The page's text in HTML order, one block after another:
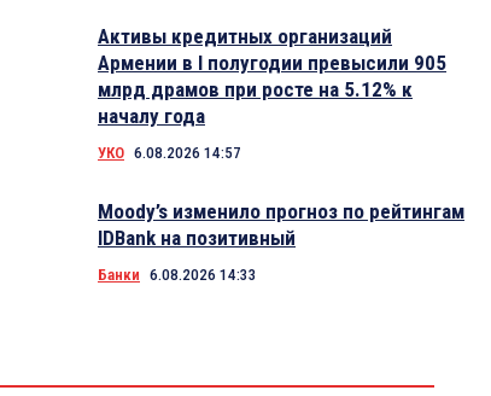
Активы кредитных организаций
Армении в I полугодии превысили 905
млрд драмов при росте на 5.12% к
началу года
УКО 6.08.2026 14:57
Moody’s изменило прогноз по рейтингам
IDBank на позитивный
Банки 6.08.2026 14:33